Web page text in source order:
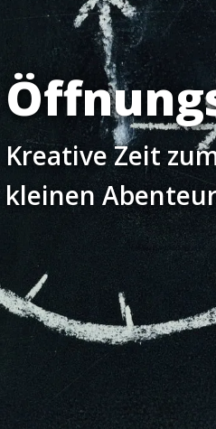
Kreative Zeit
kleinen